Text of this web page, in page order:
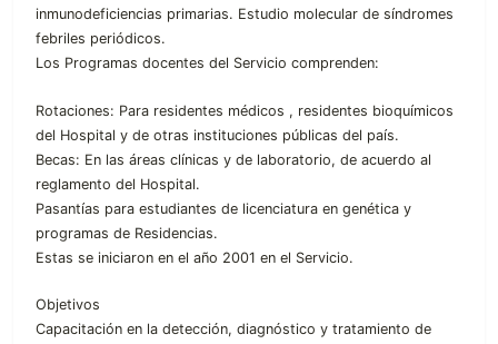
inmunodeficiencias primarias. Estudio molecular de síndromes
febriles periódicos.
Los Programas docentes del Servicio comprenden:
Rotaciones: Para residentes médicos , residentes bioquímicos
del Hospital y de otras instituciones públicas del país.
Becas: En las áreas clínicas y de laboratorio, de acuerdo al
reglamento del Hospital.
Pasantías para estudiantes de licenciatura en genética y
programas de Residencias.
Estas se iniciaron en el año 2001 en el Servicio.
Objetivos
Capacitación en la detección, diagnóstico y tratamiento de